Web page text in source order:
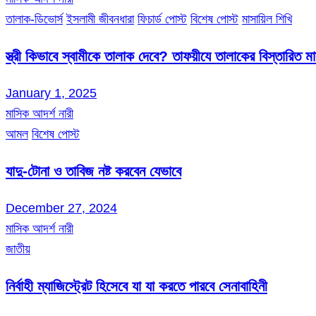
তালাক-ডিভোর্স ইসলামী জীবনধারা ফিচার্ড পোস্ট বিশেষ পোস্ট মাসায়িল শিখি
স্ত্রী কিভাবে স্বামীকে তালাক দেবে? তাফয়ীযে তালাকের বিস্তারিত
January 1, 2025
মাসিক আদর্শ নারী
আমল বিশেষ পোস্ট
যাদু-টোনা ও তাবিজ নষ্ট করবেন যেভাবে
December 27, 2024
মাসিক আদর্শ নারী
জাতীয়
নির্বাহী ম্যাজিস্ট্রেট হিসেবে যা যা করতে পারবে সেনাবাহিনী